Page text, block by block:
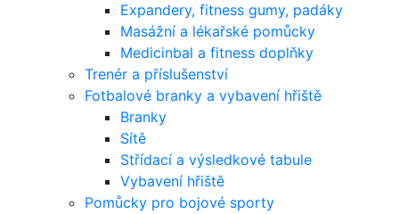
Expandery, fitness gumy, padáky
Masážní a lékařské pomůcky
Medicinbal a fitness doplňky
Trenér a příslušenství
Fotbalové branky a vybavení hřiště
Branky
Sítě
Střídací a výsledkové tabule
Vybavení hřiště
Pomůcky pro bojové sporty